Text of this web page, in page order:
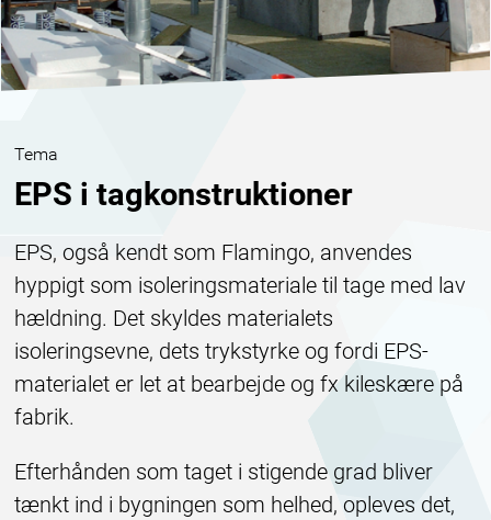
Tema
EPS i tagkonstruktioner
EPS, også kendt som Flamingo, anvendes
hyppigt som isoleringsmateriale til tage med lav
hældning. Det skyldes materialets
isoleringsevne, dets trykstyrke og fordi EPS-
materialet er let at bearbejde og fx kileskære på
fabrik.
Efterhånden som taget i stigende grad bliver
tænkt ind i bygningen som helhed, opleves det,